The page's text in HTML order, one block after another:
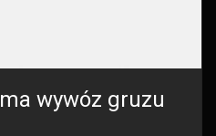
wywóz gruzu